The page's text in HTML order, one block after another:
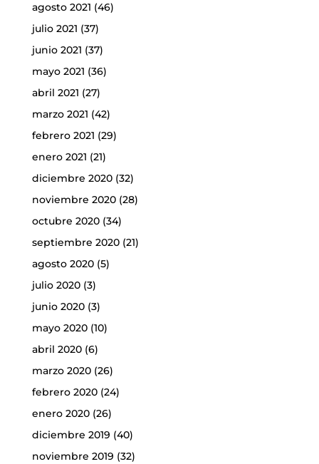
agosto 2021 (46)
julio 2021 (37)
junio 2021 (37)
mayo 2021 (36)
abril 2021 (27)
marzo 2021 (42)
febrero 2021 (29)
enero 2021 (21)
diciembre 2020(32)
noviembre 2020(28)
octubre 2020(34)
septiembre 2020(21)
agosto 2020(5)
julio 2020(3)
junio 2020(3)
mayo 2020(10)
abril 2020(6)
marzo 2020(26)
febrero 2020(24)
enero 2020(26)
diciembre 2019 (40)
noviembre 2019 (32)